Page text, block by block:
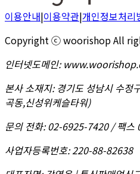
이용안내|이용약관|개인정보처리
Copyright ⓒ woorishop All
인터넷도메인:
본사 소재지:경기도 성남시 수정
곡동,신성위케슬타워)
문의 전화:02-6925-7420 / 팩스
사업자등록번호:220-88-82638